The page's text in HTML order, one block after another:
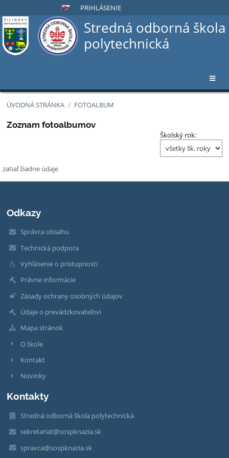
PRIHLÁSENIE
Stredná odborná škola
polytechnická
ÚVODNÁ STRÁNKA / FOTOALBUM
Fotoalbum
Zoznam fotoalbumov
Školský rok:
zatiaľ žiadne údaje
Odkazy
Správca obsahu
Technická podpora
Vyhlásenie o prístupnosti
Právne informácie
Zásady ochrany osobných údajov
Údaje o prevádzkovateľovi
Mapa stránok
O škole
Kontakt
Novinky
Kontakty
Stredná odborná škola polytechnická
sekretariat@sospknazia.sk
spravca@sospknazia.sk